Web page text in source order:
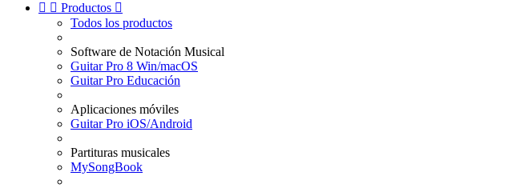
  Productos 
Todos los productos
Software de Notación Musical
Guitar Pro 8 Win/macOS
Guitar Pro Educación
Aplicaciones móviles
Guitar Pro iOS/Android
Partituras musicales
MySongBook